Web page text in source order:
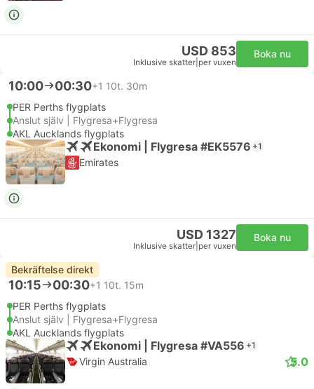
USD 853
Inklusive skatter per vuxen
Boka nu
10:00 00:30+1 10t. 30m
PER Perths flygplats
Anslut själv | Flygresa+Flygresa
AKL Aucklands flygplats
Ekonomi | Flygresa #EK5576 +1
Emirates
USD 1327
Inklusive skatter per vuxen
Boka nu
Bekräftelse direkt
10:15 00:30+1 10t. 15m
PER Perths flygplats
Anslut själv | Flygresa+Flygresa
AKL Aucklands flygplats
Ekonomi | Flygresa #VA556 +1
Virgin Australia 5.0